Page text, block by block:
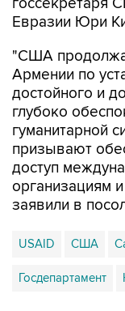
Евразии Юри
"США
Армении по
достойного и
глубоко
гуманитарной
призывают
доступ
организациям
заявили в
USAID США
Госдепартамент